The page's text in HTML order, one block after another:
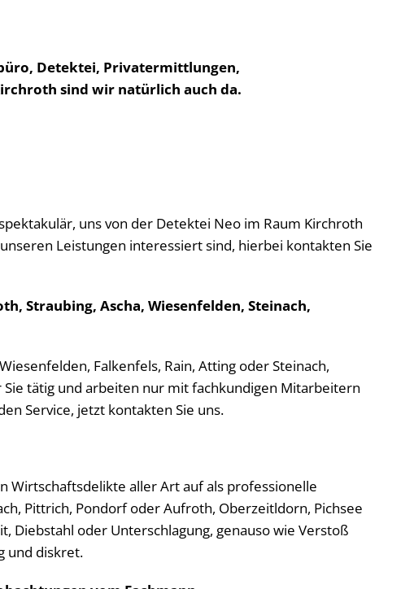
Detektei, Privatermittlungen,
sind wir natürlich auch da.
uns von der Detektei Neo im Raum Kirchroth
Leistungen interessiert sind, hierbei kontakten Sie
Straubing, Ascha, Wiesenfelden, Steinach,
Falkenfels, Rain, Atting oder Steinach,
tätig und arbeiten nur mit fachkundigen Mitarbeitern
Service, jetzt kontakten Sie uns.
aller Art auf als professionelle
Pittrich, Pondorf oder Aufroth, Oberzeitldorn, Pichsee
Diebstahl oder Unterschlagung, genauso wie Verstoß
und diskret.